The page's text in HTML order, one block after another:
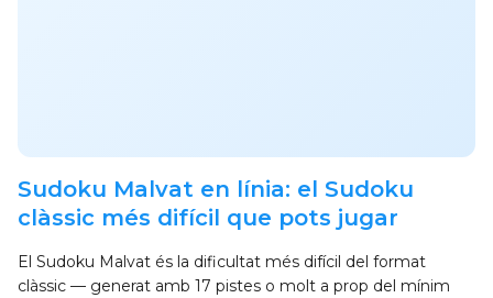
Sudoku Malvat en línia: el Sudoku
clàssic més difícil que pots jugar
El Sudoku Malvat és la dificultat més difícil del format
clàssic — generat amb 17 pistes o molt a prop del mínim